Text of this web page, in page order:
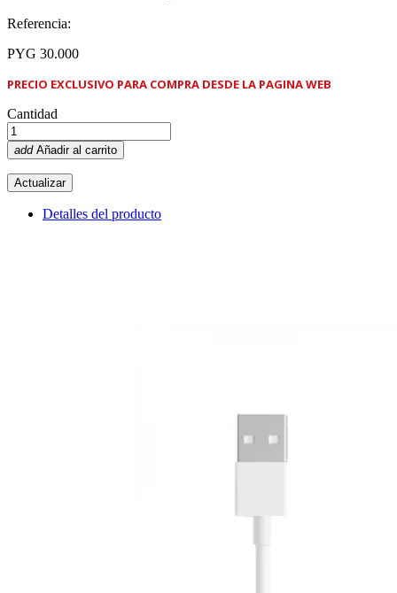
Referencia:
PYG 30.000
PRECIO EXCLUSIVO PARA COMPRA DESDE LA PAGINA WEB
Cantidad
add Añadir al carrito
Detalles del producto